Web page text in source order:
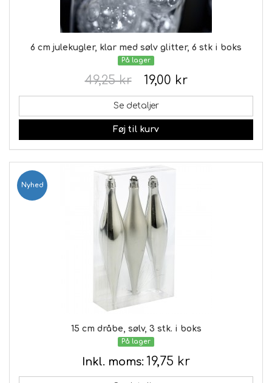
6 cm julekugler, klar med sølv glitter, 6 stk i boks
På lager
19,00 kr
49,25 kr
Se detaljer
Føj til kurv
Nyhed
15 cm dråbe, sølv, 3 stk. i boks
På lager
Inkl. moms: 19,75 kr